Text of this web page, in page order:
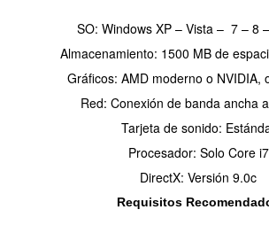
SO: Windows XP – Vista – 7 – 8
Almacenamiento: 1500 MB de
Gráficos: AMD moderno o NVIDIA,
Red: Conexión de banda ancha
Tarjeta de sonido:
Procesador: Solo Core i7
DirectX: Versión 9.0c
Requisitos